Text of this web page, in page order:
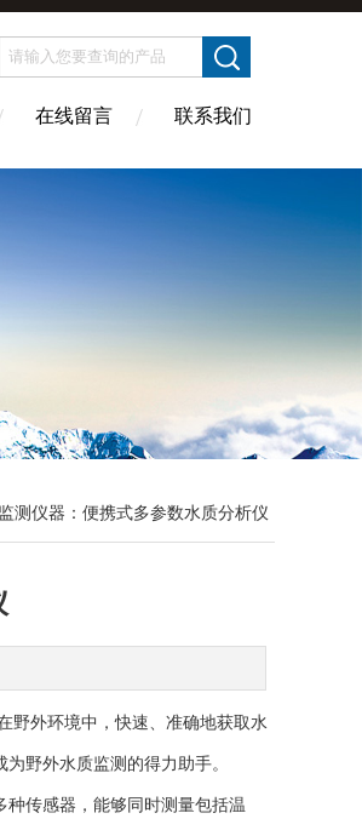
在线留言 联系我们
测仪器：便携式多参数水质分析仪
外环境中，快速、准确地获取水
野外水质监测的得力助手。
传感器，能够同时测量包括温